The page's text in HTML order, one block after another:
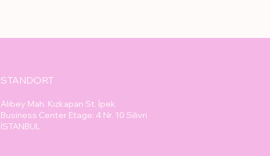
STANDORT
Alibey Mah. Kızkapan St. İpek
Business Center Etage: 4 Nr. 10 Silivri
İSTANBUL